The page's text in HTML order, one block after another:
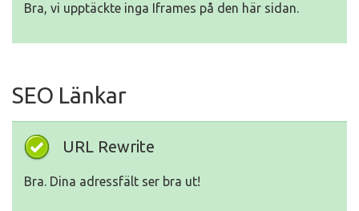
Bra, vi upptäckte inga Iframes på den här sidan.
SEO Länkar
URL Rewrite
Bra. Dina adressfält ser bra ut!